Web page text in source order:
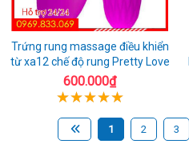
Trứng rung massage điều khiển
từ xa12 chế độ rung Pretty Love
600.000₫
1 2 3